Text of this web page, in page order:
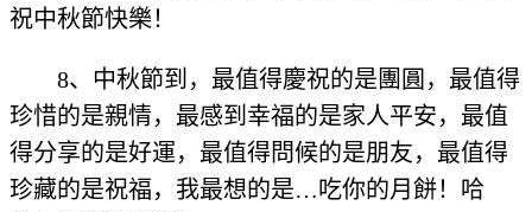
祝中秋節快樂！
8、中秋節到，最值得慶祝的是團圓，最值得
珍惜的是親情，最感到幸福的是家人平安，最值
得分享的是好運，最值得問候的是朋友，最值得
珍藏的是祝福，我最想的是…吃你的月餅！哈